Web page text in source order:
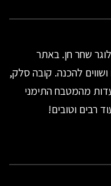
שחר חן. באתר
להכנה. קובה סלק,
מהמטבח התימני
רבים וטובים!